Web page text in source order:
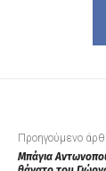
Προηγούμενο
Μπάγια